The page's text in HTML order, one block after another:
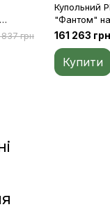
грн
Купольний
"Фантом"
діапазонів
161 263 грн
Купити